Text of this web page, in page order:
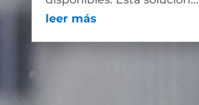
leer más